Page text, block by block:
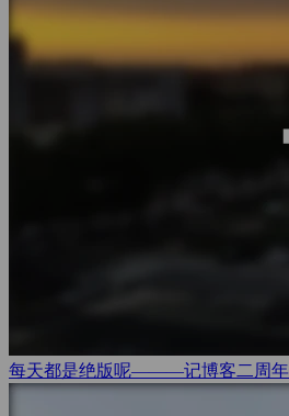
每天都是绝版呢———记博客二周年